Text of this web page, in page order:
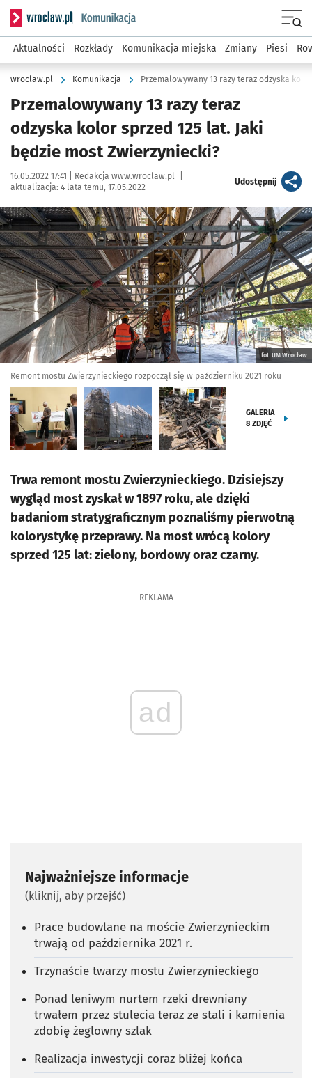
Serwis informacyjny wroclaw.pl podserwis: Komunikacja
Aktualności Rozkłady Komunikacja miejska Zmiany Piesi
wroclaw.pl Komunikacja
Przemalowywany 13 razy teraz
odzyska kolor sprzed 125 lat. Jaki
będzie most Zwierzyniecki?
Data publikacji:
16.05.2022 17:41 | Autor:
Redakcja www.wroclaw.pl
aktualizacja: 4 lata temu, 17.05.2022
Udostępnijartykuł
Kliknij, aby zobaczyć galerię
Kliknij, aby powiększyć
fot. UM Wrocław
Remont mostu Zwierzynieckiego rozpoczął się w październiku 2021 roku
GALERIA
8 ZDJĘĆ
Trwa remont mostu Zwierzynieckiego. Dzisiejszy
wygląd most zyskał w 1897 roku, ale dzięki
badaniom stratygraficznym poznaliśmy pierwotną
kolorystykę przeprawy. Na most wrócą kolory
sprzed 125 lat: zielony, bordowy oraz czarny.
REKLAMA
ad
Najważniejsze informacje
(kliknij, aby przejść)
Prace budowlane na moście Zwierzynieckim
trwają od października 2021 r.
Trzynaście twarzy mostu Zwierzynieckiego
Ponad leniwym nurtem rzeki drewniany
trwałem przez stulecia teraz ze stali i kamienia
zdobię żeglowny szlak
Realizacja inwestycji coraz bliżej końca